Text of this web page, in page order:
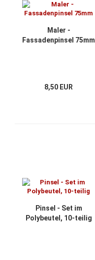
Maler -
Fassadenpinsel 75mm
8,50 EUR
Pinsel - Set im
Polybeutel, 10-teilig